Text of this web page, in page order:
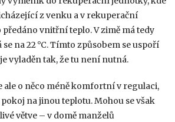
z venku a v rekuperační
vnitřní teplo. V zimě má tedy
se na 22 °C. Tímto způsobem se uspoří
vyladěn tak, že tu není nutná.
ale o něco méně komfortní v regulaci,
na jinou teplotu. Mohou se však
větve – v domě manželů